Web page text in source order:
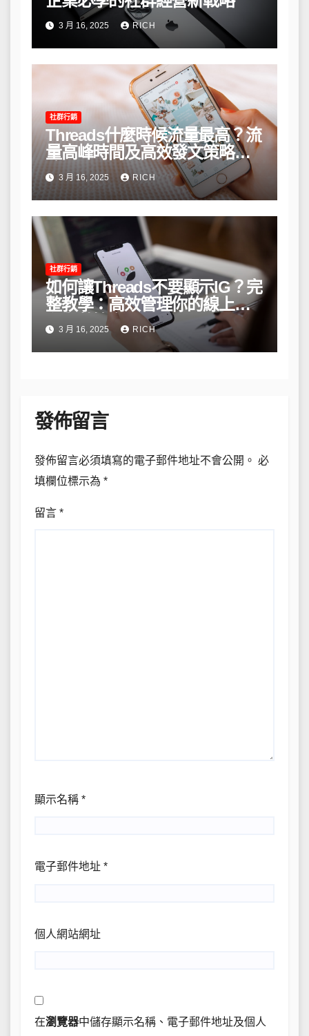
3 月 16, 2025 RICH
社群行銷
Threads什麼時候流量最高？流
量高峰時間及高效發文策略攻
略3 月 16, 2025 RICH
社群行銷
如何讓Threads不要顯示IG？完
整教學：高效管理你的線上隱
私與數據安全
3 月 16, 2025 RICH
發佈留言
發佈留言必須填寫的電子郵件地址不會公開。 必
填欄位標示為 *
留言 *
顯示名稱 *
電子郵件地址 *
個人網站網址
在瀏覽器中儲存顯示名稱、電子郵件地址及個人